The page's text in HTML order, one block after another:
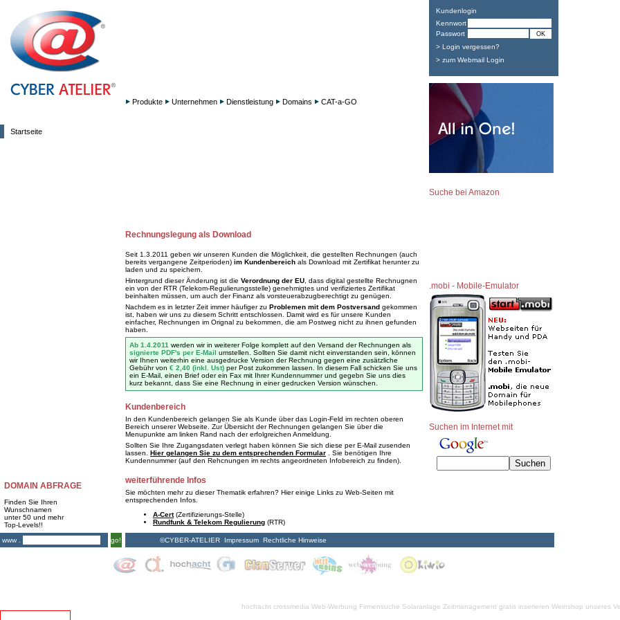
Startseite
DOMAIN ABFRAGE
Finden Sie Ihren
Wunschnamen
unter 50 und mehr
Top-Levels!!
www .
go!
Produkte Unternehmen Dienstleistung Domains CAT-a-GO
Rechnungslegung als Download
Seit 1.3.2011 geben wir unseren Kunden die Möglichkeit, die gestellten Rechnungen (auch
bereits vergangene Zeitperioden) im Kundenbereich als Download mit Zertifikat herunter zu
laden und zu speichern.
Hintergrund dieser Änderung ist die Verordnung der EU , dass digital gestellte Rechnugnen
ein von der RTR (Telekom-Regulierungsstelle) genehmigtes und verifiziertes Zertifikat
beinhalten müssen, um auch der Finanz als vorsteuerabzugberechtigt zu genügen.
Nachdem es in letzter Zeit immer häufiger zu Problemen mit dem Postversand gekommen
ist, haben wir uns zu diesem Schritt entschlossen. Damit wird es für unsere Kunden
einfacher, Rechnungen im Orignal zu bekommen, die am Postweg nicht zu ihnen gefunden
haben.
Ab 1.4.2011 werden wir in weiterer Folge komplett auf den Versand der Rechnungen als
signierte PDF's per E-Mail umstellen. Sollten Sie damit nicht einverstanden sein, können
wir Ihnen weiterhin eine ausgedrucke Version der Rechnung gegen eine zusätzliche
Gebühr von € 2,40 (inkl. Ust) per Post zukommen lassen. In diesem Fall schicken Sie uns
ein E-Mail, einen Brief oder ein Fax mit Ihrer Kundennummer und gegebn Sie uns dies
kurz bekannt, dass Sie eine Rechnung in einer gedrucken Version wünschen.
Kundenbereich
In den Kundenbereich gelangen Sie als Kunde über das Login-Feld im rechten oberen
Bereich unserer Webseite. Zur Übersicht der Rechnungen gelangen Sie über die
Menupunkte am linken Rand nach der erfolgreichen Anmeldung.
Sollten Sie Ihre Zugangsdaten verlegt haben können Sie sich diese per E-Mail zusenden
lassen. Hier gelangen Sie zu dem entsprechenden Formular . Sie benötigen Ihre
Kundennummer (auf den Rehcnungen im rechts angeordneten Infobereich zu finden).
weiterführende Infos
Sie möchten mehr zu dieser Thematik erfahren? Hier einige Links zu Web-Seiten mit
entsprechenden Infos.
A-Cert(Zertifizierungs-Stelle)
Rundfunk & Telekom Regulierung (RTR)
©CYBER-ATELIER Impressum Rechtliche Hinweise
Kundenlogin
Kennwort
Passwort
> Login vergessen?
> zum Webmail Login
Suche bei Amazon
.mobi - Mobile-Emulator
Suchen im Internet mit
hochacht crossmedia Web-Werbung Firmensuche Solaranlage Zeitmanagement gratis inserieren Weinshop unseres